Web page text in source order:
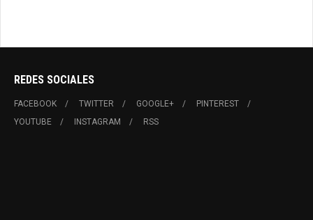
REDES SOCIALES
FACEBOOK TWITTER GOOGLE+
PINTEREST
YOUTUBE
INSTAGRAM RSS